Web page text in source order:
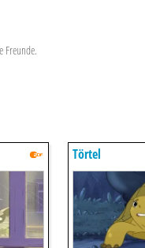
Freunde.
Törtel